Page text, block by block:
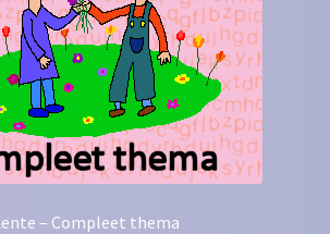
– Compleet thema